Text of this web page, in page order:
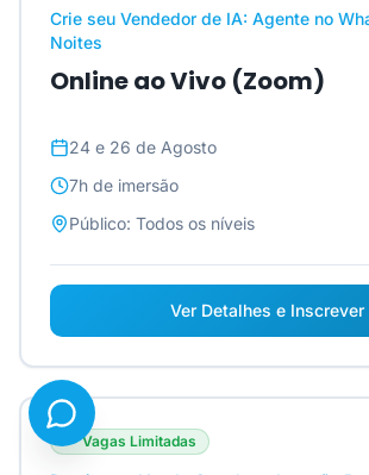
Crie seu Vendedor de IA: Agente no
Noites
Online ao Vivo (Zoom)
24 e 26 de Agosto
7h de imersão
Público: Todos os níveis
Ver Detalhes e Inscrever
Vagas Limitadas